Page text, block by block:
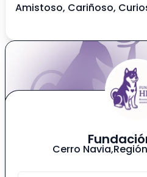
Amistoso, Cariñoso,
Cerro Navia,